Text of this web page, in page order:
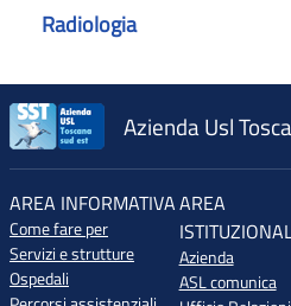
Radiologia
Azienda Usl
AREA INFORMATIVA
Come fare per
Servizi e strutture
Ospedali
AREA
Azienda
ASL comunica